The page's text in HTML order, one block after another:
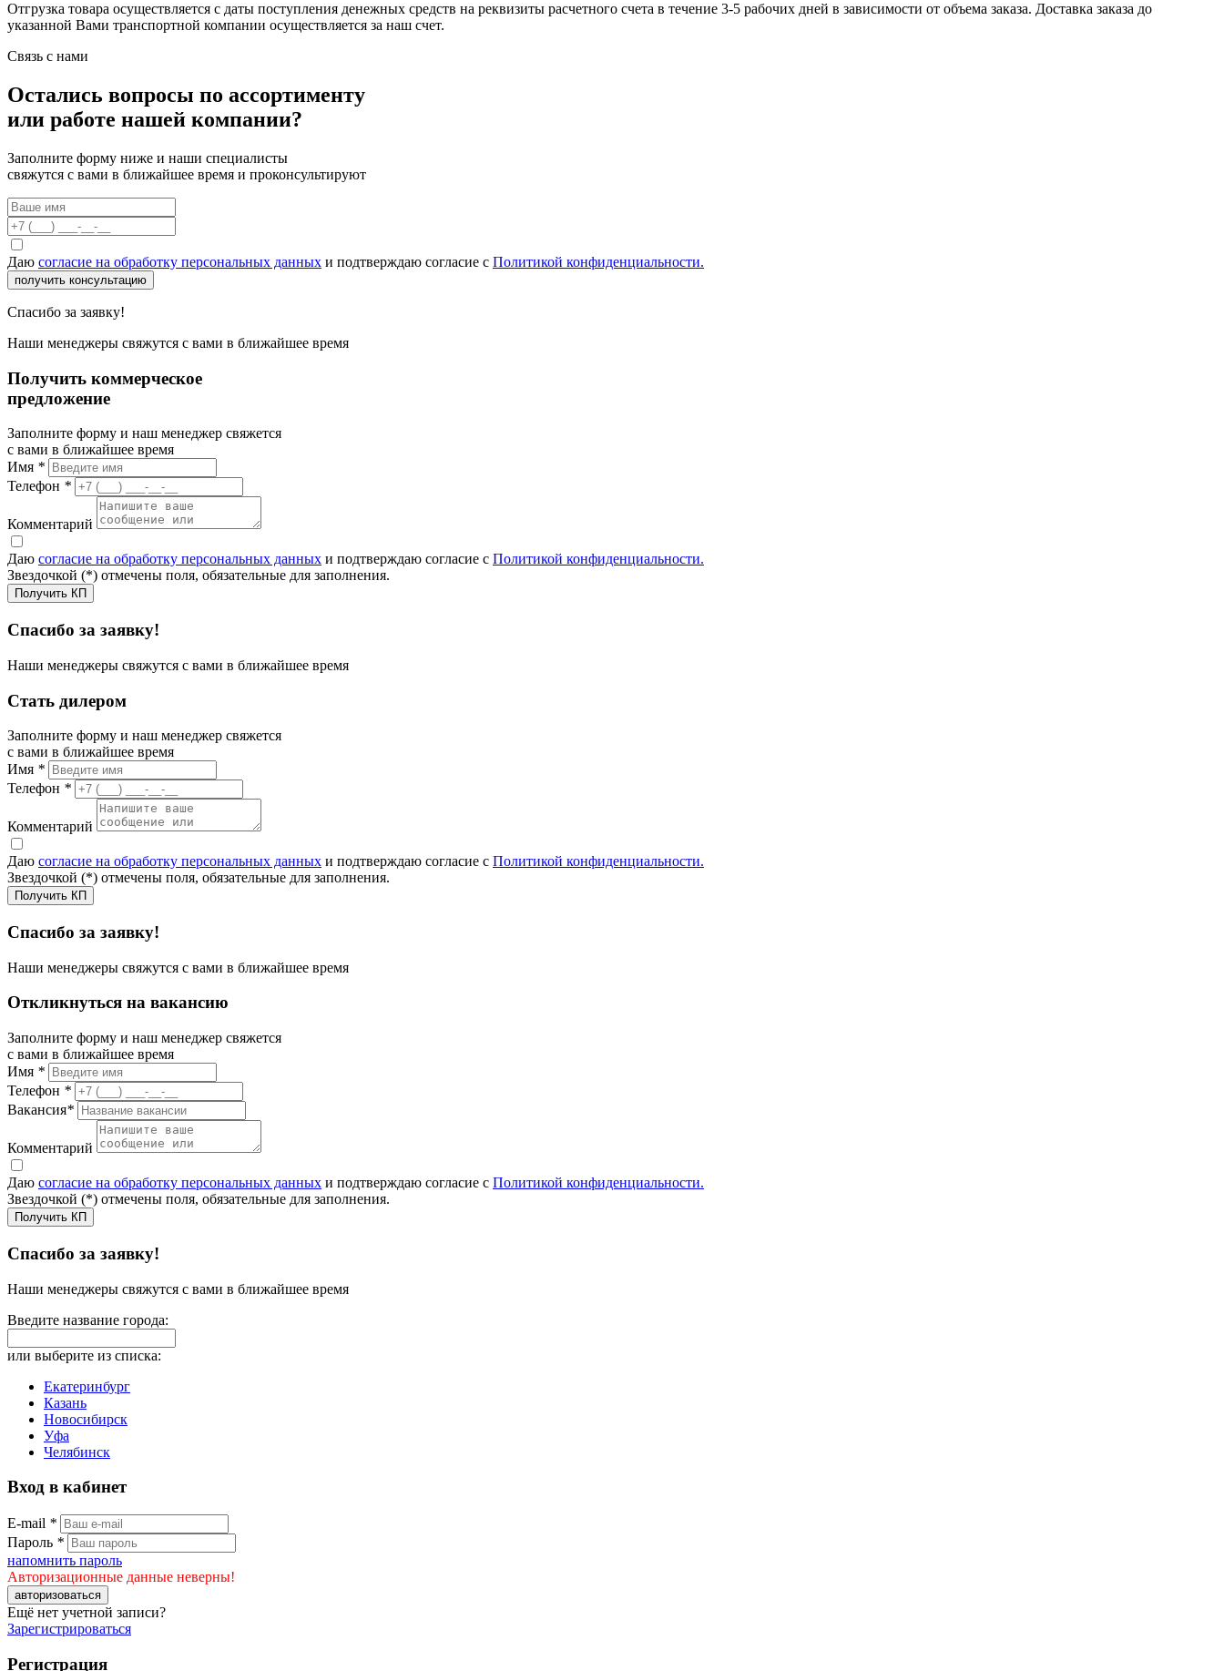
Отгрузка товара осуществляется с даты поступления денежных средств на реквизиты расчетного счета в течение 3-5 рабочих дней в зависимости от объема заказа. Доставка заказа до
указанной Вами транспортной компании осуществляется за наш счет.
Связь с нами
Остались вопросы по ассортименту
или работе нашей компании?
Заполните форму ниже и наши специалисты
свяжутся с вами в ближайшее время и проконсультируют
Даю согласие на обработку персональных данных и подтверждаю согласие с Политикой конфиденциальности.
получить консультацию
Спасибо за заявку!
Наши менеджеры свяжутся с вами в ближайшее время
Получить коммерческое
предложение
Заполните форму и наш менеджер свяжется
с вами в ближайшее время
Имя *
Телефон *
Комментарий
Даю согласие на обработку персональных данных и подтверждаю согласие с Политикой конфиденциальности.
Звездочкой (*) отмечены поля, обязательные для заполнения.
Получить КП
Спасибо за заявку!
Наши менеджеры свяжутся с вами в ближайшее время
Стать дилером
Заполните форму и наш менеджер свяжется
с вами в ближайшее время
Имя *
Телефон *
Комментарий
Даю согласие на обработку персональных данных и подтверждаю согласие с Политикой конфиденциальности.
Звездочкой (*) отмечены поля, обязательные для заполнения.
Получить КП
Спасибо за заявку!
Наши менеджеры свяжутся с вами в ближайшее время
Откликнуться на вакансию
Заполните форму и наш менеджер свяжется
с вами в ближайшее время
Имя *
Телефон *
Вакансия*
Комментарий
Даю согласие на обработку персональных данных и подтверждаю согласие с Политикой конфиденциальности.
Звездочкой (*) отмечены поля, обязательные для заполнения.
Получить КП
Спасибо за заявку!
Наши менеджеры свяжутся с вами в ближайшее время
Введите название города:
или выберите из списка:
Екатеринбург
Казань
Новосибирск
Уфа
Челябинск
Вход в кабинет
E-mail *
Пароль *
напомнить пароль
Авторизационные данные неверны!
авторизоваться
Ещё нет учетной записи?
Зарегистрироваться
Регистрация